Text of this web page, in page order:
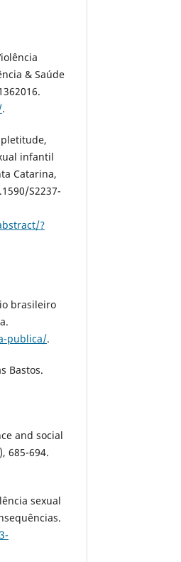
& Saúde
.
infantil
Catarina,
S2237-
?
brasileiro
publica/.
Bastos.
and social
685-694.
sexual